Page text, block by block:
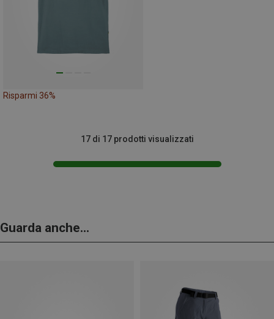
Risparmi 36%
17 di 17 prodotti visualizzati
Guarda anche...